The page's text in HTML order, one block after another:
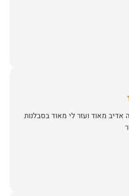
מאוד ועזר לי מאוד בסבלנות